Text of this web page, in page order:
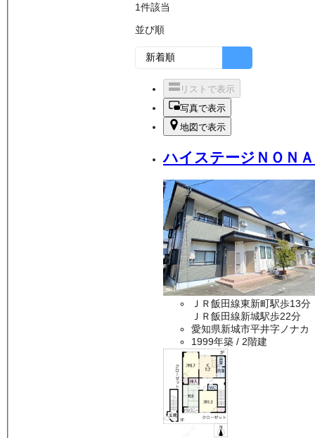
1件該当
並び順
リストで表示
写真で表示
地図で表示
ハイステージＮＯＮ
ＪＲ飯田線東新町駅歩13分
ＪＲ飯田線新城駅歩22分
愛知県新城市平井字ノナカ
1999年築 / 2階建